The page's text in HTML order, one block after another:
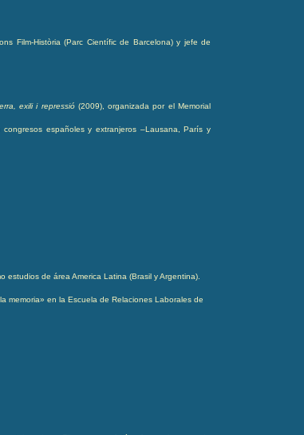
Film-Història (Parc Científic de Barcelona) y jefe de
exili i repressió (2009), organizada por el Memorial
españoles y extranjeros –Lausana, París y
estudios de área America Latina (Brasil y Argentina).
memoria» en la Escuela de Relaciones Laborales de